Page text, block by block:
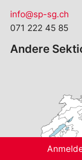
info@sp-sg.ch
071 222 45 85
Andere